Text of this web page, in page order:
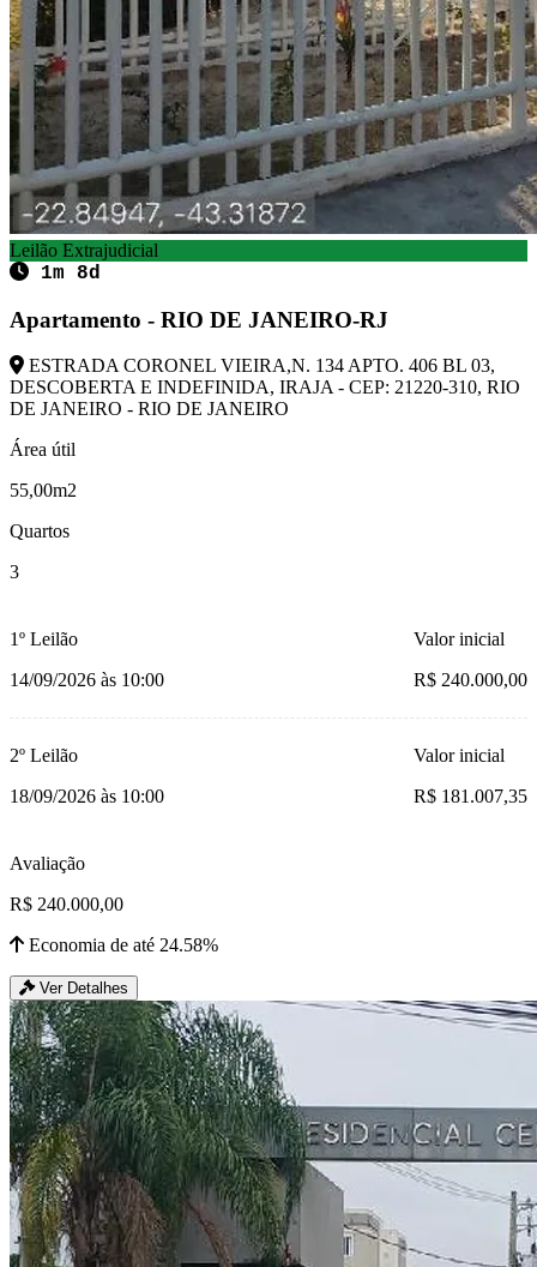
Leilão Extrajudicial
1m 8d
Apartamento - RIO DE JANEIRO-RJ
ESTRADA CORONEL VIEIRA,N. 134 APTO. 406 BL 03,
DESCOBERTA E INDEFINIDA, IRAJA - CEP: 21220-310, RIO
DE JANEIRO - RIO DE JANEIRO
Área útil
55,00m2
Quartos
3
1º Leilão
14/09/2026 às 10:00
Valor inicial
R$ 240.000,00
2º Leilão
18/09/2026 às 10:00
Valor inicial
R$ 181.007,35
Avaliação
R$ 240.000,00
Economia de até 24.58%
Ver Detalhes